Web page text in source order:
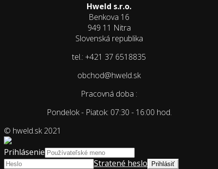
Hweld s.r.o.
Benkova 16
949 11 Nitra
Slovenská republika
tel.: +421 37 6518835
obchod@hweld.sk
Pracovná doba :
Pondelok - Piatok: 07:30 - 16:00 hod.
© hweld.sk 2021
Prihlásenie
Stratené heslo